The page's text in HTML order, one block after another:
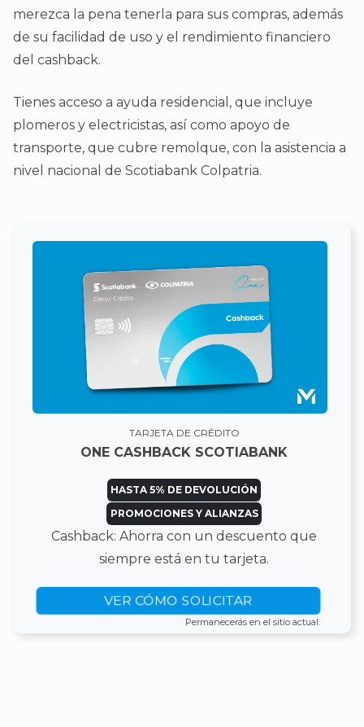
merezca la pena tenerla para sus compras, además
de su facilidad de uso y el rendimiento financiero
del cashback.
Tienes acceso a ayuda residencial, que incluye
plomeros y electricistas, así como apoyo de
transporte, que cubre remolque, con la asistencia a
nivel nacional de Scotiabank Colpatria.
TARJETA DE CRÉDITO
ONE CASHBACK SCOTIABANK
HASTA 5% DE DEVOLUCIÓN
PROMOCIONES Y ALIANZAS
Cashback: Ahorra con un descuento que
siempre está en tu tarjeta.
VER CÓMO SOLICITAR
Permanecerás en el sitio actual.